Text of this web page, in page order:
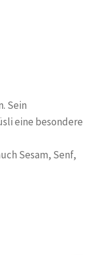
Sein
eine besondere
Sesam, Senf,